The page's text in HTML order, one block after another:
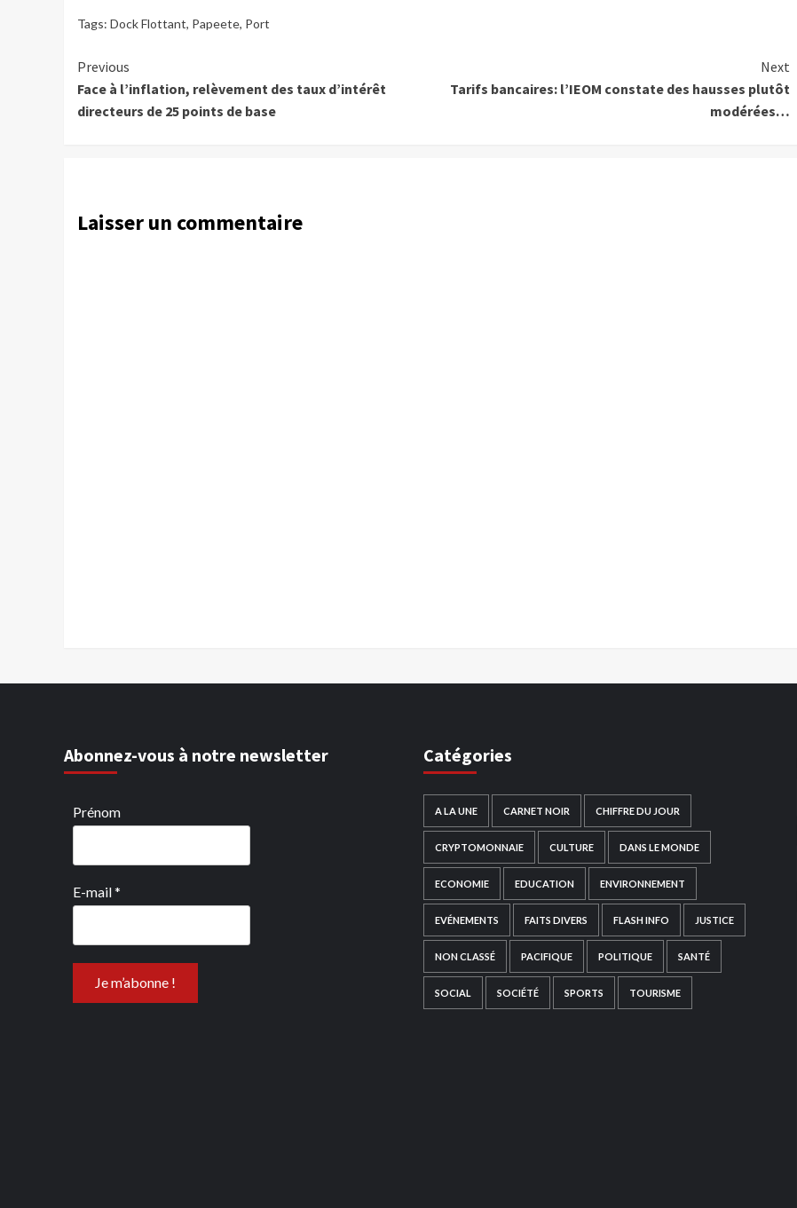
Tags: Dock Flottant, Papeete, Port
Continue
Reading
Previous
Face à l’inflation, relèvement des taux d’intérêt
directeurs de 25 points de base
Next
Tarifs bancaires: l’IEOM constate des hausses plutôt
modérées…
Laisser un commentaire
Abonnez-vous à notre newsletter
Prénom
E-mail*
Catégories
A LA UNE CARNET NOIR CHIFFRE DU JOUR
CRYPTOMONNAIE CULTURE DANS LE MONDE
ECONOMIE EDUCATION ENVIRONNEMENT
EVÉNEMENTS FAITS DIVERS FLASH INFO JUSTICE
NON CLASSÉ PACIFIQUE POLITIQUE SANTÉ
SOCIAL SOCIÉTÉ SPORTS TOURISME